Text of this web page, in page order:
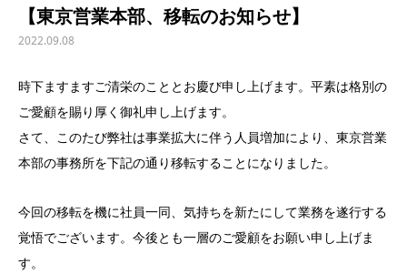
【東京営業本部、移転のお知らせ】
2022.09.08
時下ますますご清栄のこととお慶び申し上げます。平素は格別の
ご愛顧を賜り厚く御礼申し上げます。
さて、このたび弊社は事業拡大に伴う人員増加により、東京営業
本部の事務所を下記の通り移転することになりました。
今回の移転を機に社員一同、気持ちを新たにして業務を遂行する
覚悟でございます。今後とも一層のご愛顧をお願い申し上げま
す。